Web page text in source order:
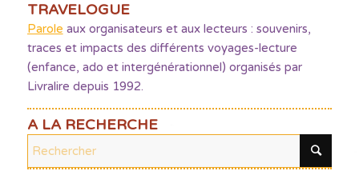
TRAVELOGUE
Parole aux organisateurs et aux lecteurs : souvenirs,
traces et impacts des différents voyages-lecture
(enfance, ado et intergénérationnel) organisés par
Livralire depuis 1992.
A LA RECHERCHE